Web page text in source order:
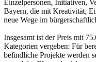
Einzelpersonen, Initiativen,
Bayern, die mit Kreativität,
neue Wege im
Insgesamt ist der Preis mit
Kategorien vergeben: Für
befindliche Projekte werden